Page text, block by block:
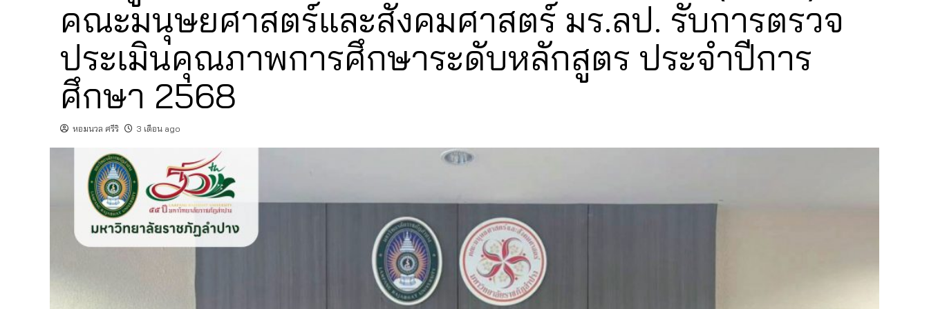
คณะมนุษยศาสตร์และสังคมศาสตร์ มร.ลป. รับการตรวจ
ประเมินคุณภาพการศึกษาระดับหลักสูตร ประจำปีการ
ศึกษา 2568
หอมนวล ศรีริ 3 เดือน ago